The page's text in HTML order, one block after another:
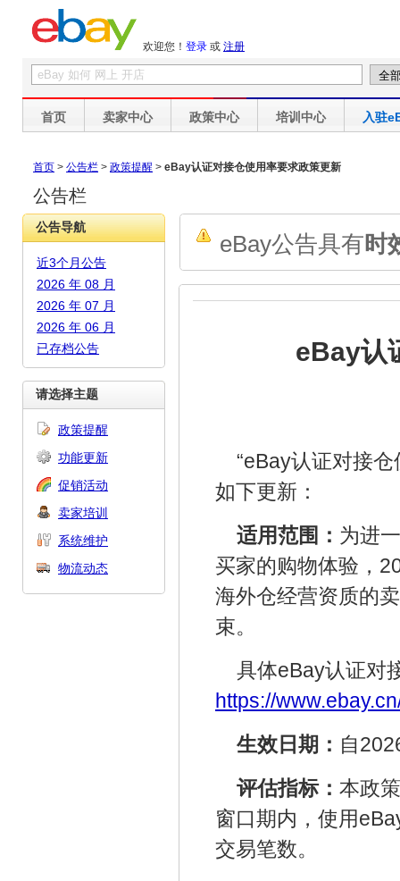
欢迎您！ 登录 或 注册
首页 卖家中心 政策中心 培训中心 入驻
首页 > 公告栏 > 政策提醒 > eBay认证对接仓使用率要求政策更新
公告栏
公告导航
近3个月公告
2026 年 08 月
2026 年 07 月
2026 年 06 月
已存档公告
请选择主题
政策提醒
功能更新
促销活动
卖家培训
系统维护
物流动态
eBay公告具有时
eBay认
“eBay认证对接
如下更新：
适用范围： 为进
买家的购物体验，
海外仓经营资质的
束。
具体eBay认证对
https://
生效日期： 自
评估指标： 本政
窗口期内，使用
交易笔数。